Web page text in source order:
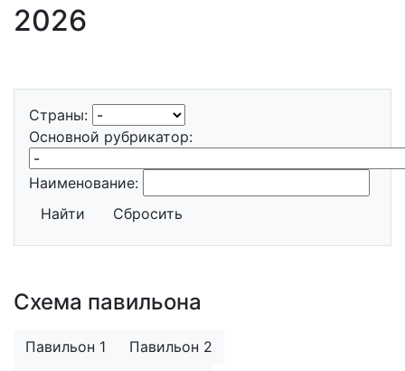
2026
Страны:
Основной рубрикатор:
Наименование:
Найти
Сбросить
Схема павильона
Павильон 1
Павильон 2